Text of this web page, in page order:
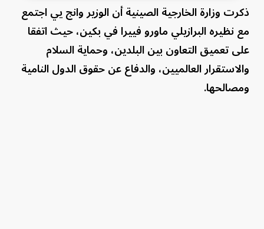
ذكرت وزارة الخارجية الصينية أن الوزير وانج يي اجتمع
مع نظيره البرازيلي ماورو فييرا في بكين، حيث اتفقا
على تعميق التعاون بين البلدين، وحماية السلام
والاستقرار العالميين، والدفاع عن حقوق الدول النامية
ومصالحها.